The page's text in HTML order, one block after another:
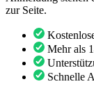
zur Seite.
Mehr als
Schnelle